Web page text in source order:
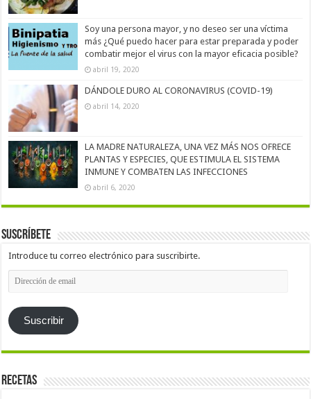
Soy una persona mayor, y no deseo ser una víctima
más ¿Qué puedo hacer para estar preparada y poder
combatir mejor el virus con la mayor eficacia posible?
abril 19, 2020
DÁNDOLE DURO AL CORONAVIRUS (COVID-19)
abril 14, 2020
LA MADRE NATURALEZA, UNA VEZ MÁS NOS OFRECE
PLANTAS Y ESPECIES, QUE ESTIMULA EL SISTEMA
INMUNE Y COMBATEN LAS INFECCIONES
abril 6, 2020
Suscríbete
Introduce tu correo electrónico para suscribirte.
Dirección
de
Suscribir
Recetas